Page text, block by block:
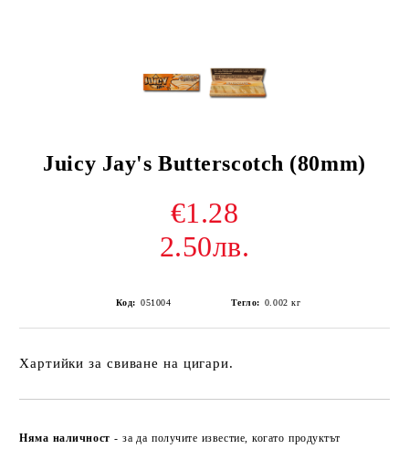
Juicy Jay's Butterscotch (80mm)
€1.28
2.50лв.
Код: 051004 Тегло: 0.002 кг
Хартийки за свиване на цигари.
Няма наличност - за да получите известие, когато продуктът